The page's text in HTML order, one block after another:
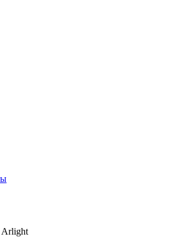
Arlight